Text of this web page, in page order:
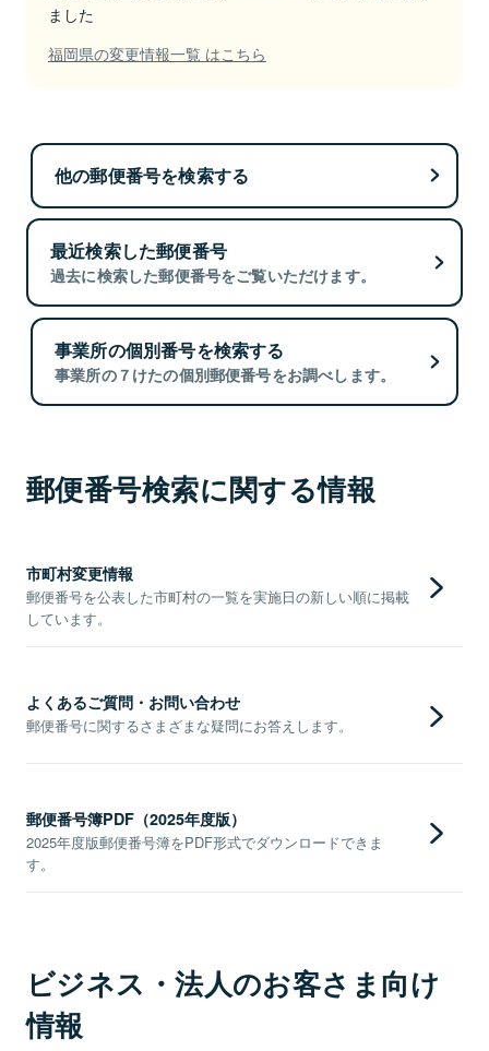
ました
福岡県の変更情報一覧 はこちら
他の郵便番号を検索する
最近検索した郵便番号
過去に検索した郵便番号をご覧いただけます。
事業所の個別番号を検索する
事業所の７けたの個別郵便番号をお調べします。
郵便番号検索に関する情報
市町村変更情報
郵便番号を公表した市町村の一覧を実施日の新しい順に掲載
しています。
よくあるご質問・お問い合わせ
郵便番号に関するさまざまな疑問にお答えします。
郵便番号簿PDF（2025年度版）
2025年度版郵便番号簿をPDF形式でダウンロードできま
す。
ビジネス・法人のお客さま向け
情報